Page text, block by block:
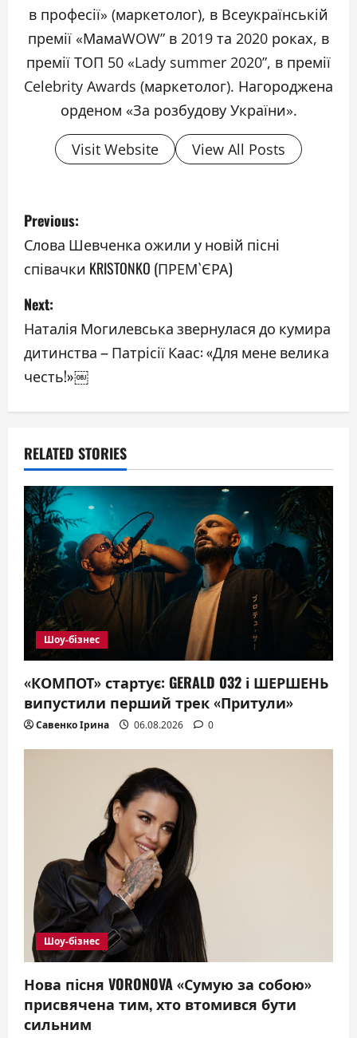
в професії» (маркетолог), в Всеукраїнській
премії «МамаWOW” в 2019 та 2020 роках, в
премії ТОП 50 «Lady summer 2020”, в премії
Celebrity Awards (маркетолог). Нагороджена
орденом «За розбудову України».
Visit Website View All Posts
P
o
s
t
n
a
v
i
g
a
t
i
n
Previous:
Слова Шевченка ожили у новій пісні
співачки KRISTONKO (ПРЕМ`ЄРА)
Next:
Наталія Могилевська звернулася до кумира
дитинства – Патрісії Каас: «Для мене велика
честь!»￼
RELATED STORIES
Шоу-бізнес
«КОМПОТ» стартує: GERALD 032 і ШЕРШЕНЬ
випустили перший трек «Притули»
Савенко Ірина 06.08.2026 0
Шоу-бізнес
Нова пісня VORONOVA «Сумую за собою»
присвячена тим, хто втомився бути
сильним